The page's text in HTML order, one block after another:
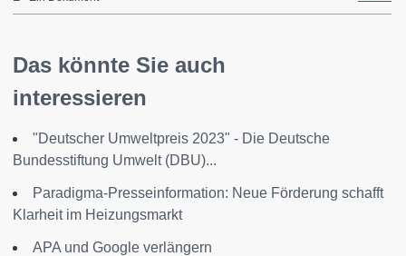
Das könnte Sie auch
interessieren
"Deutscher Umweltpreis 2023" - Die Deutsche
Bundesstiftung Umwelt (DBU)...
Paradigma-Presseinformation: Neue Förderung schafft
Klarheit im Heizungsmarkt
APA und Google verlängern